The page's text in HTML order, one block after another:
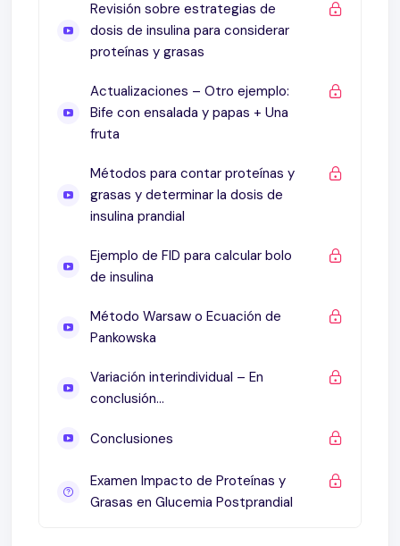
Revisión sobre estrategias de
dosis de insulina para considerar
proteínas y grasas
Actualizaciones – Otro ejemplo:
Bife con ensalada y papas + Una
fruta
Métodos para contar proteínas y
grasas y determinar la dosis de
insulina prandial
Ejemplo de FID para calcular bolo
de insulina
Método Warsaw o Ecuación de
Pankowska
Variación interindividual – En
conclusión…
Conclusiones
Examen Impacto de Proteínas y
Grasas en Glucemia Postprandial